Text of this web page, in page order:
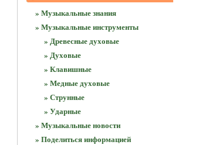
» Музыкальные знания
» Музыкальные инструменты
» Древесные духовые
» Духовые
» Клавишные
» Медные духовые
» Струнные
» Ударные
» Музыкальные новости
» Поделиться информацией